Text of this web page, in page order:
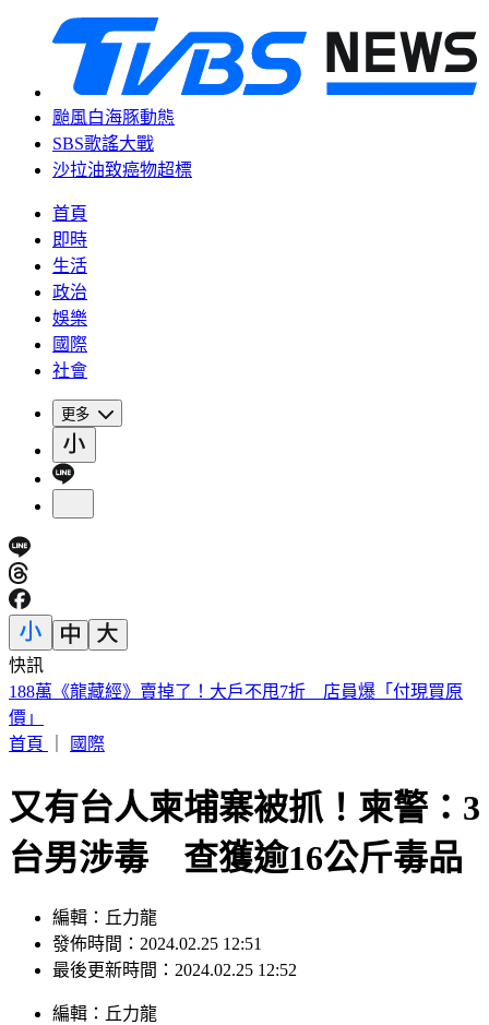
颱風白海豚動態
SBS歌謠大戰
沙拉油致癌物超標
首頁
即時
生活
政治
娛樂
國際
社會
更多
快訊
遠見天下創辦人高希均90歲辭世！「長壽5秘訣」曝 醫生也
認同
首頁
國際
又有台人柬埔寨被抓！柬警：3
台男涉毒 查獲逾16公斤毒品
編輯：丘力龍
發佈時間：2024.02.25 12:51
最後更新時間：2024.02.25 12:52
編輯 ： 丘力龍